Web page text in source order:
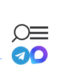
Masters